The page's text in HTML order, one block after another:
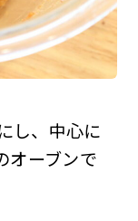
し、中心に
オーブンで